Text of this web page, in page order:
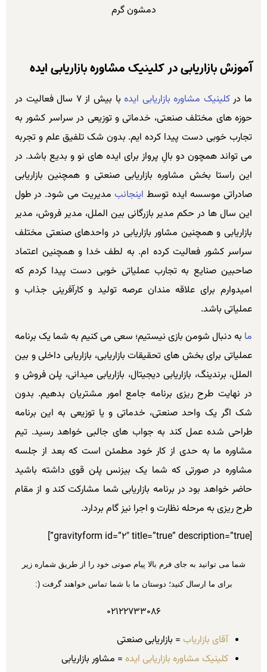
دمشون گرم
آموزش بازاریابی در کلینیک مشاوره بازاریابی ایده
ما درکلینیک مشاوره بازاریابی ایده
با بیش از ۷ سال فعالیت در
حوزه های مختلف صنعتی، خدماتی و توزیعی در سراسر کشور به
تجارب خوبی دست پیدا کرده ایم. بدون شک تلفیق علم و تجربه
می تواند همچون دو بالِ پرواز برای ایده های نو و بدیع باشد. در
این راستا بخش مشاوره بازاریابی صنعتی و همچنین بازاریابی
صادراتی موسسه ایده توسط اینجانبمدیریت می شود. در طول
این سال ها در حکم مدیر بازرگانی بین الملل، مدیر فروش، مدیر
بازاریابی و همچنین مشاور بازاریابی در واحدهای صنعتی مختلف
سراسر کشور فعالیت کرده ام. به لطف خدا و همچنین اعتماد
صاحبین صنایع به تجارب عملیاتی خوبی دست پیدا کردم که
امیدوارم برای علاقه مندان عرصه تولید و کارآفرینی جذاب و
عملیاتی باشد.
ما به دنبال شومن بازی نیستیم؛ سعی می کنیم به شما یک برنامه
عملیاتی برای بخش های تحقیقات بازاریابی، بازاریابی داخلی و بین
الملل، برندینگ، بازاریابی دیجیتال، بازاریابی میدانی، پلن فروش و
در نهایت طرح ریزی برنامه جامع امور مشتریان بدهیم. بدون
شک اگر یک واحد صنعتی، خدماتی و یا توزیعی به این برنامه
طراحی شده عمل کند به جواب های جالبی خواهد رسید. تیم
مشاوره ما به حدی از کار خود مطمئن است که بعد از جلسه
مشاوره در صورتی که شما یک بیزنس پلن قوی داشته باشید
حاضر خواهد بود در برنامه بازاریابی شما مشارکت کند و از مقام
طرح ریزی به مرحله نظارت و اجرا نیز گام بردارد.
[gravityform id=”2″ title=”true” description=”true”]
شما می توانید به جای فرم بالا پیام صوتی خود را از طریق شماره زیر
برای ما ارسال کنید؛ دوستان ما با شما تماس خواهند گرفت (:
۰۲۱۲۲۷۳۳۰۸۶
آقای بازاریاب = بازاریابی صنعتی
کلینیک مشاوره بازاریابی ایده = مشاور بازاریابی